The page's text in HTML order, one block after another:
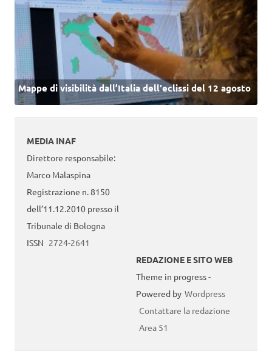
Mappe di visibilità dall’Italia dell'eclissi del 12 agosto
MEDIA INAF
Direttore responsabile:
Marco Malaspina
Registrazione n. 8150
dell’11.12.2010 presso il
Tribunale di Bologna
ISSN 2724-2641
REDAZIONE E SITO WEB
Theme in progress -
Powered by Wordpress
Contattare la redazione
Area 51